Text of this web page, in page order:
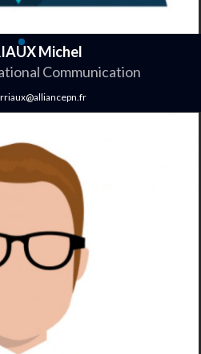
Michel
Communication